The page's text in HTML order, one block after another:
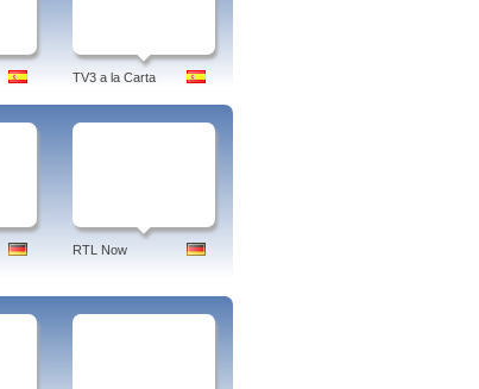
TV3 a la Carta
RTL Now